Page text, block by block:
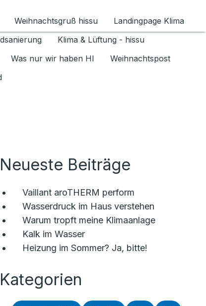
1.6.2026 umschalten
Weihnachtsgruß hissu
Landingpage Klima
Klima & Lüftung - hissu
Was nur wir haben HI
Weihnachtspost
Neueste Beiträge
Vaillant aroTHERM perform
Wasserdruck im Haus verstehen
Warum tropft meine Klimaanlage
Kalk im Wasser
Heizung im Sommer? Ja, bitte!
Kategorien